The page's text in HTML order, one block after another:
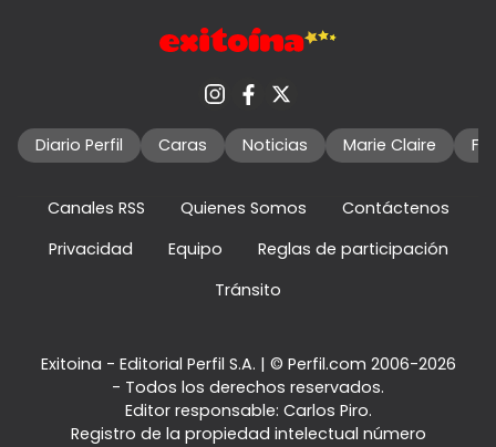
Diario Perfil Caras Noticias Marie Claire
Canales RSS Quienes Somos
Contáctenos
Privacidad
Equipo
Reglas de participación
Tránsito
Exitoina - Editorial Perfil S.A. | © Perfil.com 2006-2026
- Todos los derechos reservados.
Editor responsable: Carlos Piro.
Registro de la propiedad intelectual número